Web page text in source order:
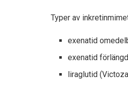
Typer av
exenatid
exenatid
liraglutid